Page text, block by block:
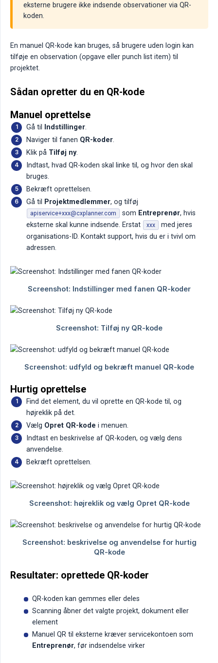
eksterne brugere ikke indsende observationer via QR-
koden.
En manuel QR-kode kan bruges, så brugere uden login kan
tilføje en observation (opgave eller punch list item) til
projektet.
Sådan opretter du en QR-kode
Manuel oprettelse
Gå til Indstillinger.
Naviger til fanen QR-koder.
Klik på Tilføj ny.
Indtast, hvad QR-koden skal linke til, og hvor den skal
bruges.
Bekræft oprettelsen.
Gå til
Projektmedlemmer, og tilføj
apiservice+xxx@cxplanner.com som Entreprenør, hvis
eksterne skal kunne indsende. Erstat
xxx
med jeres
organisations-ID. Kontakt support, hvis du er i tvivl om
adressen.
Hurtig oprettelse
Find det element, du vil oprette en QR-kode til, og
højreklik på det.
Vælg Opret QR-kode i menuen.
Indtast en beskrivelse af QR-koden, og vælg dens
anvendelse.
Bekræft oprettelsen.
Resultater: oprettede QR-koder
QR-koden kan gemmes eller deles
Scanning åbner det valgte projekt, dokument eller
element
Manuel QR til eksterne kræver servicekontoen som
Entreprenør, før indsendelse virker